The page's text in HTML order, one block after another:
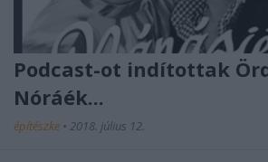
Podcast-ot indítottak
Nóráék...
építészke • 2018. július 12.